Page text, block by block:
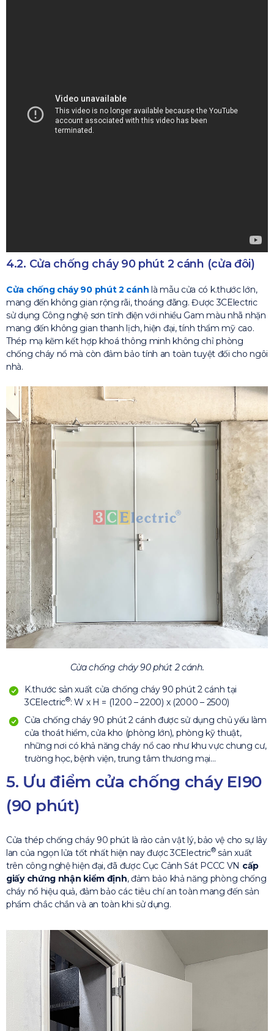
4.2. Cửa chống cháy 90 phút 2 cánh (cửa đôi)
Cửa chống cháy 90 phút 2 cánh là mẫu cửa có k.thước lớn,
mang đến không gian rộng rãi, thoáng đãng. Được 3CElectric
sử dụng Công nghệ sơn tĩnh điện với nhiều Gam màu nhã nhặn
mang đến không gian thanh lịch, hiện đại, tính thẩm mỹ cao.
Thép mạ kẽm kết hợp khoá thông minh không chỉ phòng
chống cháy nổ mà còn đảm bảo tính an toàn tuyệt đối cho ngôi
nhà.
Cửa chống cháy 90 phút 2 cánh.
K.thước sản xuất cửa chống cháy 90 phút 2 cánh tại
3CElectric®: W x H = (1200 – 2200) x (2000 – 2500)
Cửa chống cháy 90 phút 2 cánh được sử dụng chủ yếu làm
cửa thoát hiểm, cửa kho (phòng lớn), phòng kỹ thuật,
những nơi có khả năng cháy nổ cao như khu vực chung cư,
trường học, bệnh viện, trung tâm thương mại…
5. Ưu điểm cửa chống cháy EI90
(90 phút)
Cửa thép chống cháy 90 phút là rào cản vật lý, bảo vệ cho sự lây
lan của ngọn lửa tốt nhất hiện nay được 3CElectric®sản xuất
trên công nghệ hiện đại, đã được Cục Cảnh Sát PCCC VN cấp
giấy chứng nhận kiểm định, đảm bảo khả năng phòng chống
cháy nổ hiệu quả, đảm bảo các tiêu chí an toàn mang đến sản
phẩm chắc chắn và an toàn khi sử dụng.